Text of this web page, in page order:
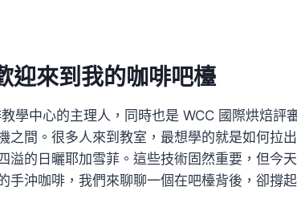
迎來到我的咖啡吧檯
學中心的主理人，同時也是 WCC 國際烘焙評
之間。很多人來到教室，最想學的就是如何拉
溢的日曬耶加雪菲。這些技術固然重要，但今
手沖咖啡，我們來聊聊一個在吧檯背後，卻撐